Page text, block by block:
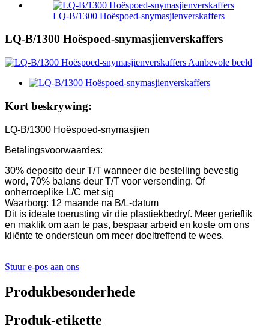
LQ-B/1300 Hoëspoed-snymasjienverskaffers
LQ-B/1300 Hoëspoed-snymasjienverskaffers
Kort beskrywing:
LQ-B/1300 Hoëspoed-snymasjien
Betalingsvoorwaardes:
30% deposito deur T/T wanneer die bestelling bevestig
word, 70% balans deur T/T voor versending. Of
onherroeplike L/C met sig
Waarborg: 12 maande na B/L-datum
Dit is ideale toerusting vir die plastiekbedryf. Meer gerieflik
en maklik om aan te pas, bespaar arbeid en koste om ons
kliënte te ondersteun om meer doeltreffend te wees.
Stuur e-pos aan ons
Produkbesonderhede
Produk-etikette